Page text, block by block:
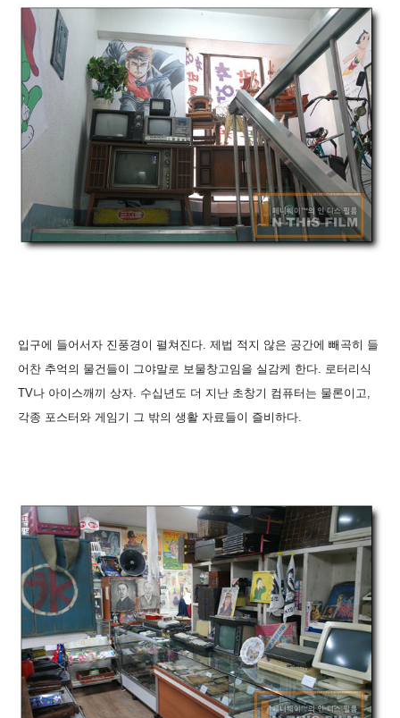
입구에 들어서자 진풍경이 펼쳐진다. 제법 적지 않은 공간에 빼곡히 들
어찬 추억의 물건들이 그야말로 보물창고임을 실감케 한다. 로터리식
TV나 아이스깨끼 상자. 수십년도 더 지난 초창기 컴퓨터는 물론이고,
각종 포스터와 게임기 그 밖의 생활 자료들이 즐비하다.